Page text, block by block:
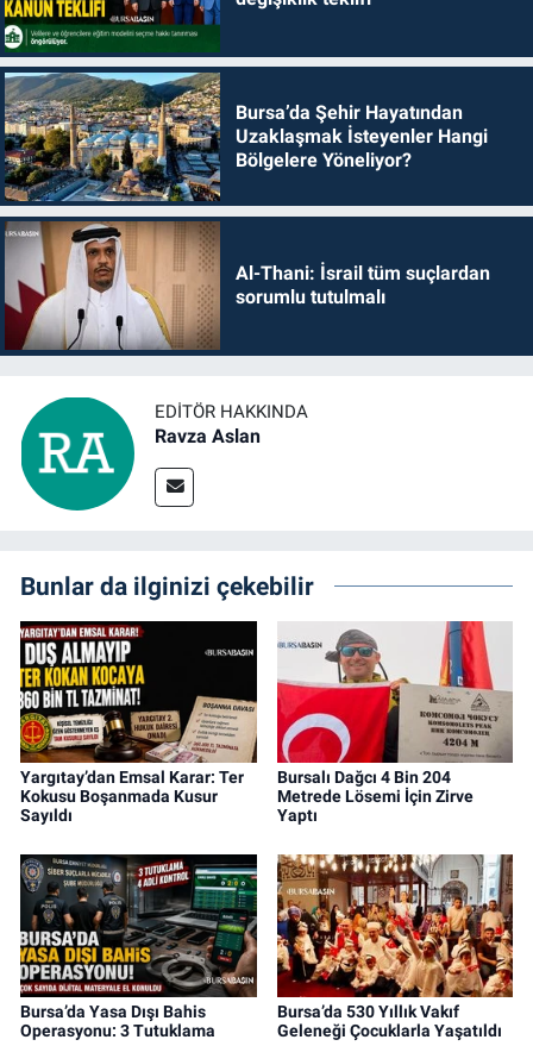
Bursa’da Şehir Hayatından
Uzaklaşmak İsteyenler Hangi
Bölgelere Yöneliyor?
Al-Thani: İsrail tüm suçlardan
sorumlu tutulmalı
EDITÖR HAKKINDA
Ravza Aslan
Bunlar da ilginizi çekebilir
Yargıtay’dan Emsal Karar: Ter
Kokusu Boşanmada Kusur
Sayıldı
Bursalı Dağcı 4 Bin 204
Metrede Lösemi İçin Zirve
Yaptı
Bursa’da Yasa Dışı Bahis
Operasyonu: 3 Tutuklama
Bursa’da 530 Yıllık Vakıf
Geleneği Çocuklarla Yaşatıldı